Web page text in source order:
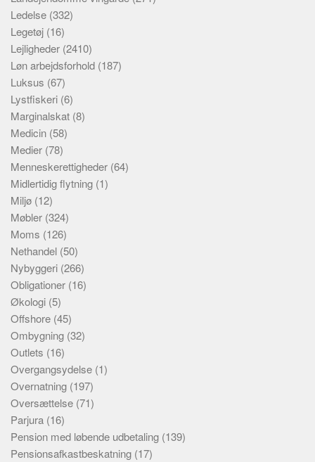
Ledelse (332)
Legetøj (16)
Lejligheder (2410)
Løn arbejdsforhold (187)
Luksus (67)
Lystfiskeri (6)
Marginalskat (8)
Medicin (58)
Medier (78)
Menneskerettigheder (64)
Midlertidig flytning (1)
Miljø (12)
Møbler (324)
Moms (126)
Nethandel (50)
Nybyggeri (266)
Obligationer (16)
Økologi (5)
Offshore (45)
Ombygning (32)
Outlets (16)
Overgangsydelse (1)
Overnatning (197)
Oversættelse (71)
Parjura (16)
Pension med løbende udbetaling (139)
Pensionsafkastbeskatning (17)